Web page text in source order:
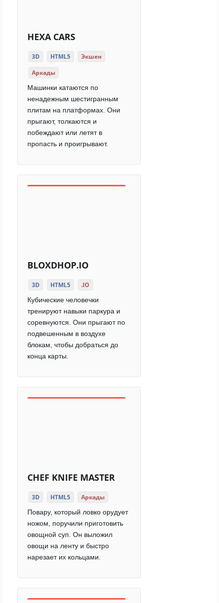
HEXA CARS
3D HTML5
Экшен
Аркады
Машинки катаются по
ненадежным шестигранным
плитам на платформах. Они
прыгают, толкаются и
побеждают или летят в
пропасть и проигрывают.
BLOXDHOP.IO
3D HTML5 .IO
Кубические человечки
тренируют навыки паркура и
соревнуются. Они прыгают по
подвешенным в воздухе
блокам, чтобы добраться до
конца карты.
CHEF KNIFE MASTER
3D HTML5 Аркады
Повару, который ловко орудует
ножом, поручили приготовить
овощной суп. Он выложил
овощи на ленту и быстро
нарезает их кольцами.